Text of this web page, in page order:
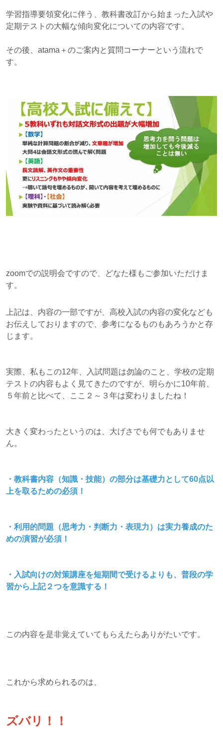
学習指導要領変化に伴う、教科書改訂から始まった入試や
定期テストの大幅な傾向変化についての内容です。
その後、atama＋のご案内と質問コーナーという流れで
す。
zoomでの説明会ですので、どなた様もご参加いただけま
す。
上記は、内容の一部ですが、高校入試の内容の変化なども
お伝えしておりますので、参考になるものもあろうかと存
じます。
実際、私もこの12年、入試問題は勿論のこと、学校の定期
テストの内容もよく見てきたのですが、明らかに10年前、
５年前と比べて、ここ２～３年は変わりましたね！
大きく変わったというのは、大げさでも何でもありませ
ん。
・教科書内容（知識・技能）の部分は基礎力として60点以
上を取るための必須！
・利用的問題（思考力・判断力・表現力）は実力養成のた
めの演習が必須！
・入試向けの対策講座を短期間で受けるよりも、普段の学
習から上記２つを意識する！
この内容を是非覚えていてもらえたらありがたいです。
これから求められるのは、
ズバリ！！